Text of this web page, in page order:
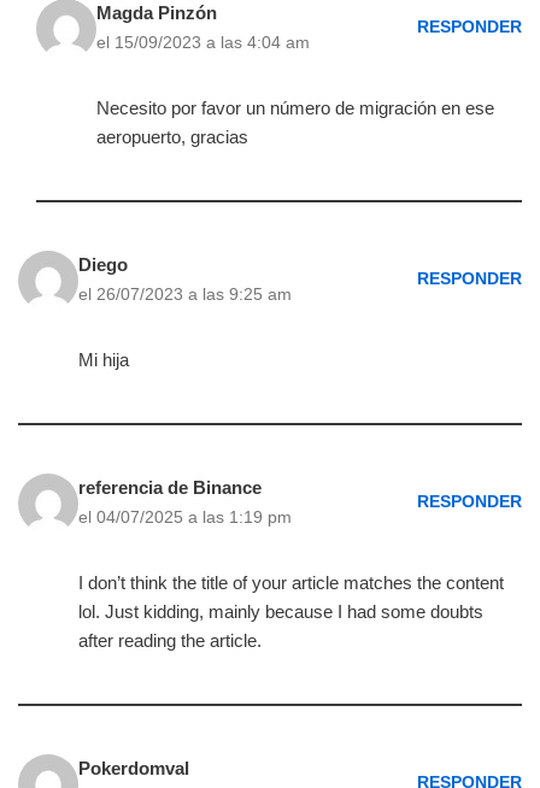
Magda Pinzón
el 15/09/2023 a las 4:04 am
RESPONDER
Necesito por favor un número de migración en ese
aeropuerto, gracias
Diego
el 26/07/2023 a las 9:25 am
RESPONDER
Mi hija
referencia de Binance
el 04/07/2025 a las 1:19 pm
RESPONDER
I don’t think the title of your article matches the content
lol. Just kidding, mainly because I had some doubts
after reading the article.
Pokerdomval
RESPONDER